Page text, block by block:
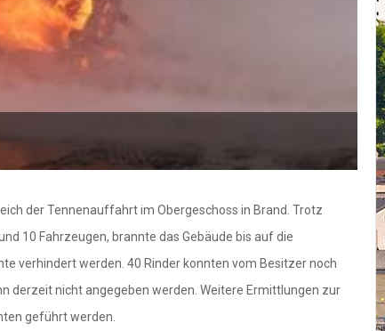
der Tennenauffahrt im Obergeschoss in Brand. Trotz
10 Fahrzeugen, brannte das Gebäude bis auf die
verhindert werden. 40 Rinder konnten vom Besitzer noch
derzeit nicht angegeben werden. Weitere Ermittlungen zur
geführt werden.